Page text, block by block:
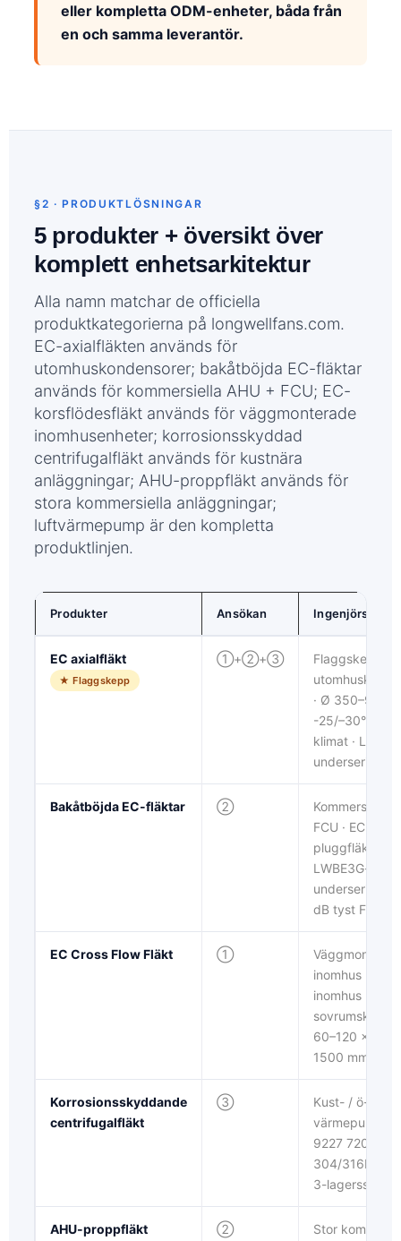
eller kompletta ODM-enheter, båda från
en och samma leverantör.
§2 · PRODUKTLÖSNINGAR
5 produkter + översikt över
komplett enhetsarkitektur
Alla namn matchar de officiella
produktkategorierna på longwellfans.com.
EC-axialfläkten används för
utomhuskondensorer; bakåtböjda EC-fläktar
används för kommersiella AHU + FCU; EC-
korsflödesfläkt används för väggmonterade
inomhusenheter; korrosionsskyddad
centrifugalfläkt används för kustnära
anläggningar; AHU-proppfläkt används för
stora kommersiella anläggningar;
luftvärmepump är den kompletta
produktlinjen.
Produkter Ansökan Ingenjörsroll
EC axialfläkt
★ Flaggskepp
①+②+③
Flaggskepp
· Ø 350–910
-25/–30°C
klimat ·
underserien
Bakåtböjda EC-fläktar ②
Kommersiell
FCU · EC-
LWBE3G-
underserien ·
dB tyst FCU
EC Cross Flow Fläkt ①
inomhus + FCU
inomhus · ≤
60–120 ×
1500 mm
Korrosionsskyddande
centrifugalfläkt
③
Kust- / ö- /
värmepump ·
9227 720h
304/316L SS ·
3-lagersskydd
AHU-proppfläkt ②
Stor